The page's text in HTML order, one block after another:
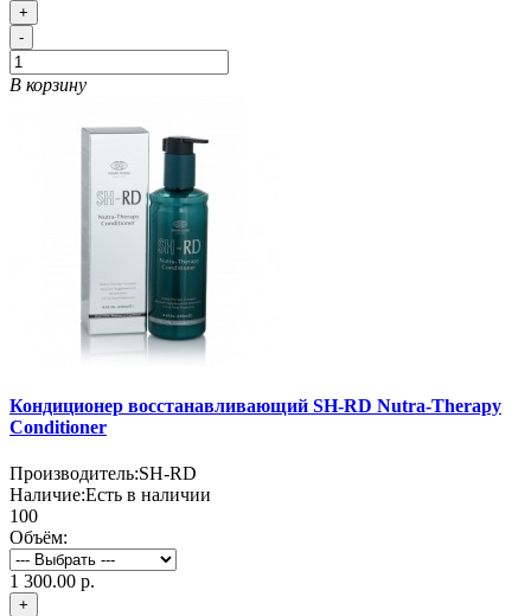
+
-
В корзину
Кондиционер восстанавливающий SH-RD Nutra-Therapy
Conditioner
Производитель:SH-RD
Наличие:Есть в наличии
100
Объём:
1 300.00 р.
+